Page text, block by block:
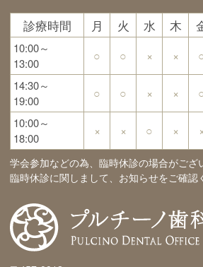
診療時間 月 火 水 木
10:00～
13:00
○ ○ × ×
14:30～
19:00
○ ○ × ×
10:00～
18:00
× × ○ ×
学会参加などの為、臨時休診の場合がござ
臨時休診に関しまして、お知らせをご確認